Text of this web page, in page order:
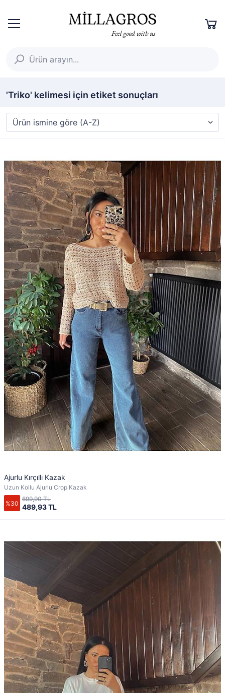
'Triko' kelimesi için etiket sonuçları
Ajurlu Kırçıllı Kazak
Uzun Kollu Ajurlu Crop Kazak
%30 489,93 TL
699,90 TL